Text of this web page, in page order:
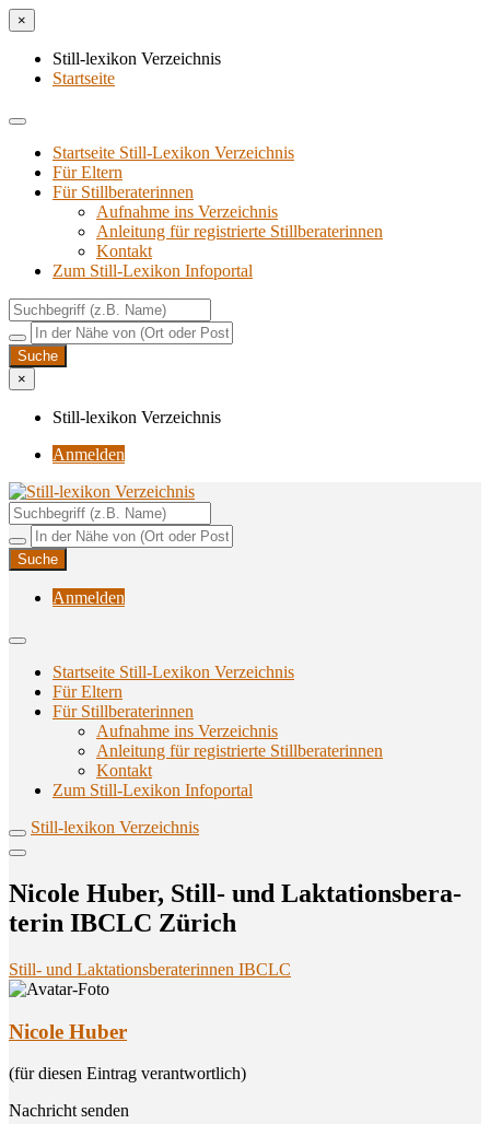
×
Still-lexikon Verzeichnis
Startseite
Startseite Still-Lexikon Verzeichnis
Für Eltern
Für Stillberaterinnen
Aufnahme ins Verzeichnis
Anlei­tung für regis­trier­te Stillberaterinnen
Kon­takt
Zum Still-Lexikon Infoportal
×
Still-lexikon Verzeichnis
Anmelden
Still-lexikon Verzeichnis
Unterstützungsangebote rund ums Stillen
Anmelden
Startseite Still-Lexikon Verzeichnis
Für Eltern
Für Stillberaterinnen
Aufnahme ins Verzeichnis
Anlei­tung für regis­trier­te Stillberaterinnen
Kon­takt
Zum Still-Lexikon Infoportal
Still-lexikon Verzeichnis
Nico­le Huber, Still- und Lak­ta­ti­ons­be­ra­
te­rin IBCLC Zürich
Still- und Laktationsberaterinnen IBCLC
Nicole Huber
(für diesen Eintrag verantwortlich)
Nachricht senden